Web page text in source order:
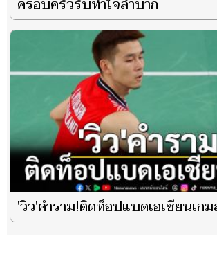
ครอบครัวรับทำใจลำบาก
'วิว'คำราม!ติดท็อปแบดเอเชียนเก